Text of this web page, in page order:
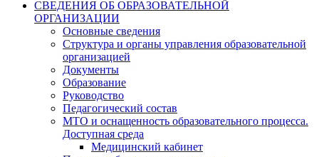
СВЕДЕНИЯ ОБ ОБРАЗОВАТЕЛЬНОЙ
ОРГАНИЗАЦИИ
Основные сведения
Структура и органы управления образовательной
организацией
Документы
Образование
Руководство
Педагогический состав
МТО и оснащенность образовательного процесса.
Доступная среда
Медицинский кабинет